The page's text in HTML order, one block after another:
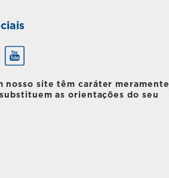
nosso site têm caráter meramente
as orientações do seu